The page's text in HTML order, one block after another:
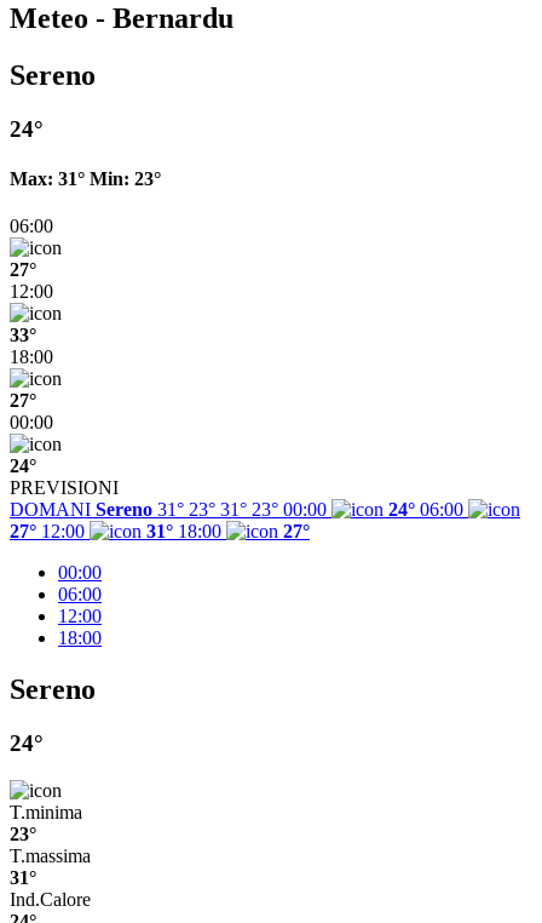
Meteo - Bernardu
Sereno
24°
Max: 31° Min: 23°
06:00
27°
12:00
33°
18:00
27°
00:00
24°
PREVISIONI
DOMANI Sereno 31° 23° 31° 23° 00:00 24° 06:00
27° 12:00 31° 18:00
27°
00:00
06:00
12:00
18:00
Sereno
24°
T.minima
23°
T.massima
31°
Ind.Calore